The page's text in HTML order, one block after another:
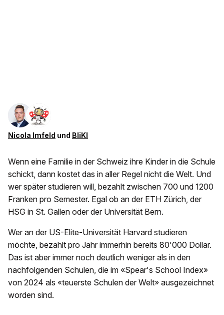
Nicola Imfeld und BliKI
Wenn eine Familie in der Schweiz ihre Kinder in die Schule
schickt, dann kostet das in aller Regel nicht die Welt. Und
wer später studieren will, bezahlt zwischen 700 und 1200
Franken pro Semester. Egal ob an der ETH Zürich, der
HSG in St. Gallen oder der Universität Bern.
Wer an der US-Elite-Universität Harvard studieren
möchte, bezahlt pro Jahr immerhin bereits 80'000 Dollar.
Das ist aber immer noch deutlich weniger als in den
nachfolgenden Schulen, die im «Spear's School Index»
von 2024 als «teuerste Schulen der Welt» ausgezeichnet
worden sind.